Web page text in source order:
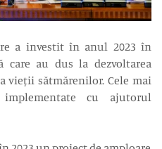
a investit în anul 2023 în
care au dus la dezvoltarea
sătmărenilor. Cele mai
cu ajutorul